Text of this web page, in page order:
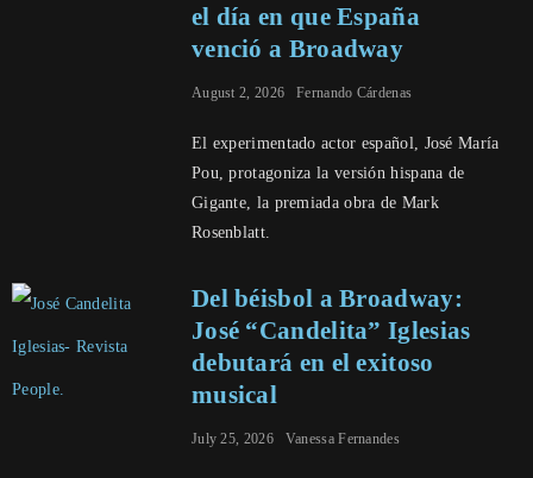
el día en que España
venció a Broadway
August 2, 2026 Fernando Cárdenas
El experimentado actor español, José María
Pou, protagoniza la versión hispana de
Gigante, la premiada obra de Mark
Rosenblatt.
Del béisbol a Broadway:
José “Candelita” Iglesias
debutará en el exitoso
musical
July 25, 2026 Vanessa Fernandes